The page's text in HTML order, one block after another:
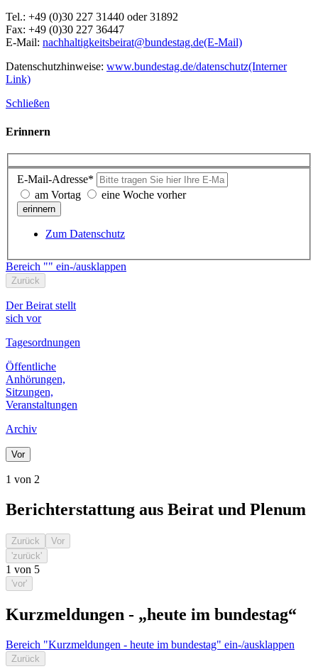
Tel.: +49 (0)30 227 31440 oder 31892
Fax: +49 (0)30 227 36447
E-Mail: nachhaltigkeitsbeirat@bundestag.de(E-Mail)
Datenschutzhinweise: www.bundestag.de/datenschutz(Interner
Link)
Schließen
Erinnern
E-Mail-Adresse*
am Vortag
eine Woche vorher
erinnern
Zum Datenschutz
Bereich "" ein-/ausklappen
Zurück
Der Beirat stellt
sich vor
Tagesordnungen
Öffentliche
Anhörungen,
Sitzungen,
Veranstaltungen
Archiv
Vor
1 von 2
Berichterstattung aus Beirat und Plenum
Zurück
Vor
'zurück'
1 von 5
'vor'
Kurzmeldungen - „heute im bundestag“
Bereich "Kurzmeldungen - heute im bundestag" ein-/ausklappen
Zurück